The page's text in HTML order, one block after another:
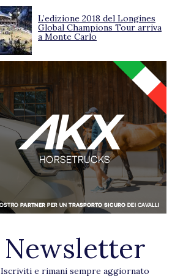
L’edizione 2018 del Longines
Global Champions Tour arriva
a Monte Carlo
Newsletter
Iscriviti e rimani sempre aggiornato